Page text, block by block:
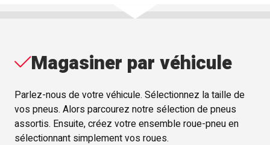
Magasiner par véhicule
Parlez-nous de votre véhicule. Sélectionnez la taille de
vos pneus. Alors parcourez notre sélection de pneus
assortis. Ensuite, créez votre ensemble roue-pneu en
sélectionnant simplement vos roues.